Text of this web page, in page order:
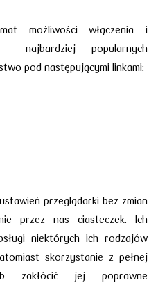
możliwości włączenia i
popularnych
pod następującymi linkami:
przeglądarki bez zmian
przez nas ciasteczek. Ich
niektórych ich rodzajów
skorzystanie z pełnej
zakłócić jej poprawne